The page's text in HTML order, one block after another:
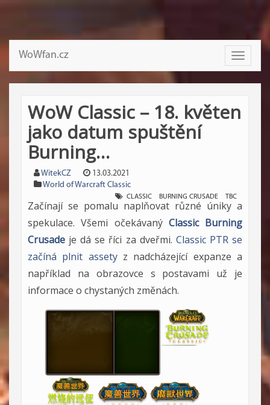
Toggle
WoWfan.cz
WoW Classic – 18. květen
jako datum spuštění
Burning…
WitekCZ
13.03.2021
World of Warcraft Classic
CLASSIC BURNING CRUSADE TBC
Začínají se pomalu naplňovat různé úniky a
spekulace. Všemi očekávaný Classic Burning
Crusade je dá se říci za dveřmi. Classic PTR se
začíná plnit assetyz nadcházející expanze a
například na obrazovce s postavami už je
informace o chystaných změnách.